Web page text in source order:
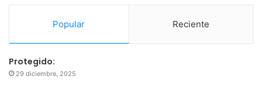
Popular Reciente
Protegido:
29 diciembre, 2025